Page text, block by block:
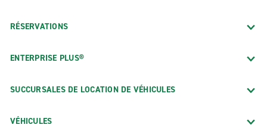
RÉSERVATIONS
ENTERPRISE PLUS®
SUCCURSALES DE LOCATION DE VÉHICULES
VÉHICULES